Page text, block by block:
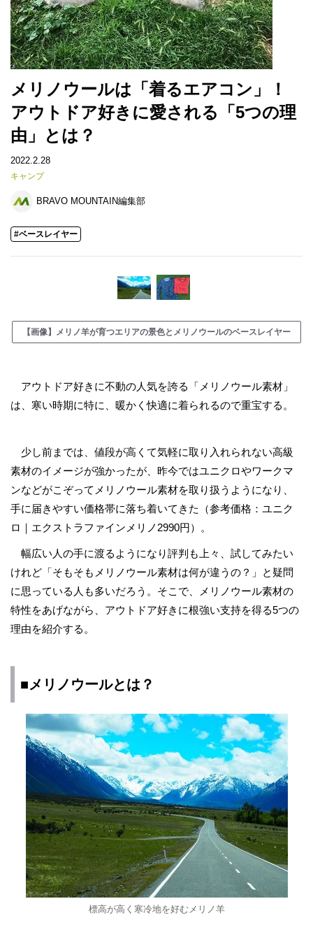
メリノウールは「着るエアコン」！
アウトドア好きに愛される「5つの理
由」とは？
2022.2.28
キャンプ
BRAVO MOUNTAIN編集部
#ベースレイヤー
【画像】メリノ羊が育つエリアの景色とメリノウールのベースレイヤー
アウトドア好きに不動の人気を誇る「メリノウール素材」
は、寒い時期に特に、暖かく快適に着られるので重宝する。
少し前までは、値段が高くて気軽に取り入れられない高級
素材のイメージが強かったが、昨今ではユニクロやワークマ
ンなどがこぞってメリノウール素材を取り扱うようになり、
手に届きやすい価格帯に落ち着いてきた（参考価格：ユニク
ロ｜エクストラファインメリノ2990円）。
幅広い人の手に渡るようになり評判も上々、試してみたい
けれど「そもそもメリノウール素材は何が違うの？」と疑問
に思っている人も多いだろう。そこで、メリノウール素材の
特性をあげながら、アウトドア好きに根強い支持を得る5つの
理由を紹介する。
■メリノウールとは？
標高が高く寒冷地を好むメリノ羊